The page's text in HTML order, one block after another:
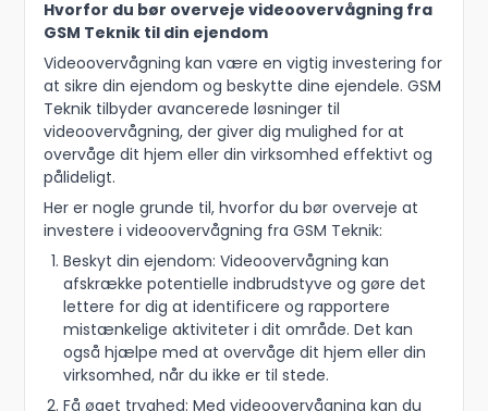
Hvorfor du bør overveje videoovervågning fra
GSM Teknik til din ejendom
Videoovervågning kan være en vigtig investering for
at sikre din ejendom og beskytte dine ejendele. GSM
Teknik tilbyder avancerede løsninger til
videoovervågning, der giver dig mulighed for at
overvåge dit hjem eller din virksomhed effektivt og
pålideligt.
Her er nogle grunde til, hvorfor du bør overveje at
investere i videoovervågning fra GSM Teknik:
Beskyt din ejendom: Videoovervågning kan
afskrække potentielle indbrudstyve og gøre det
lettere for dig at identificere og rapportere
mistænkelige aktiviteter i dit område. Det kan
også hjælpe med at overvåge dit hjem eller din
virksomhed, når du ikke er til stede.
Få øget tryghed: Med videoovervågning kan du